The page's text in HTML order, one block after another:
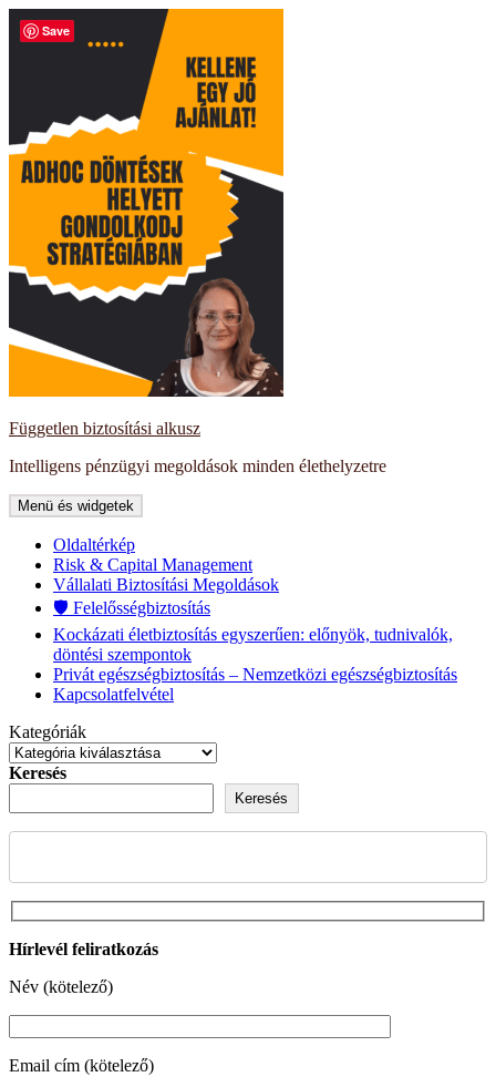
Kilépés
Független biztosítási alkusz
Intelligens pénzügyi megoldások minden élethelyzetre
Menü és widgetek
Oldaltérkép
Risk & Capital Management
Vállalati Biztosítási Megoldások
🛡️ Felelősségbiztosítás
Kockázati életbiztosítás egyszerűen: előnyök, tudnivalók,
döntési szempontok
Privát egészségbiztosítás – Nemzetközi egészségbiztosítás
Kapcsolatfelvétel
Kategóriák
Keresés
Keresés
Hírlevél feliratkozás
Név (kötelező)
Email cím (kötelező)
Save